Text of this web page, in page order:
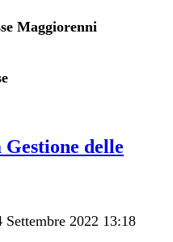
Maggiorenni
delle
2022 13:18